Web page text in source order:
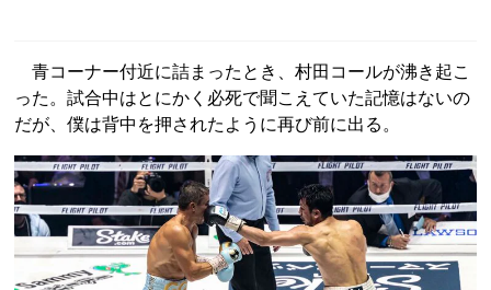
青コーナー付近に詰まったとき、村田コールが沸き起こ
った。試合中はとにかく必死で聞こえていた記憶はないの
だが、僕は背中を押されたように再び前に出る。